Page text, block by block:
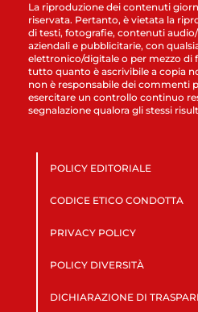
La riproduzione dei contenuti
riservata. Pertanto, è vietata la
di testi, fotografie, contenuti
aziendali e pubblicitarie, con
elettronico/digitale o per mezzo di
tutto quanto è ascrivibile a copia
non è responsabile dei commenti
esercitare un controllo continuo
segnalazione qualora gli stessi
POLICY EDITORIALE
CODICE ETICO CONDOTTA
PRIVACY POLICY
POLICY DIVERSITÀ
DICHIARAZIONE DI